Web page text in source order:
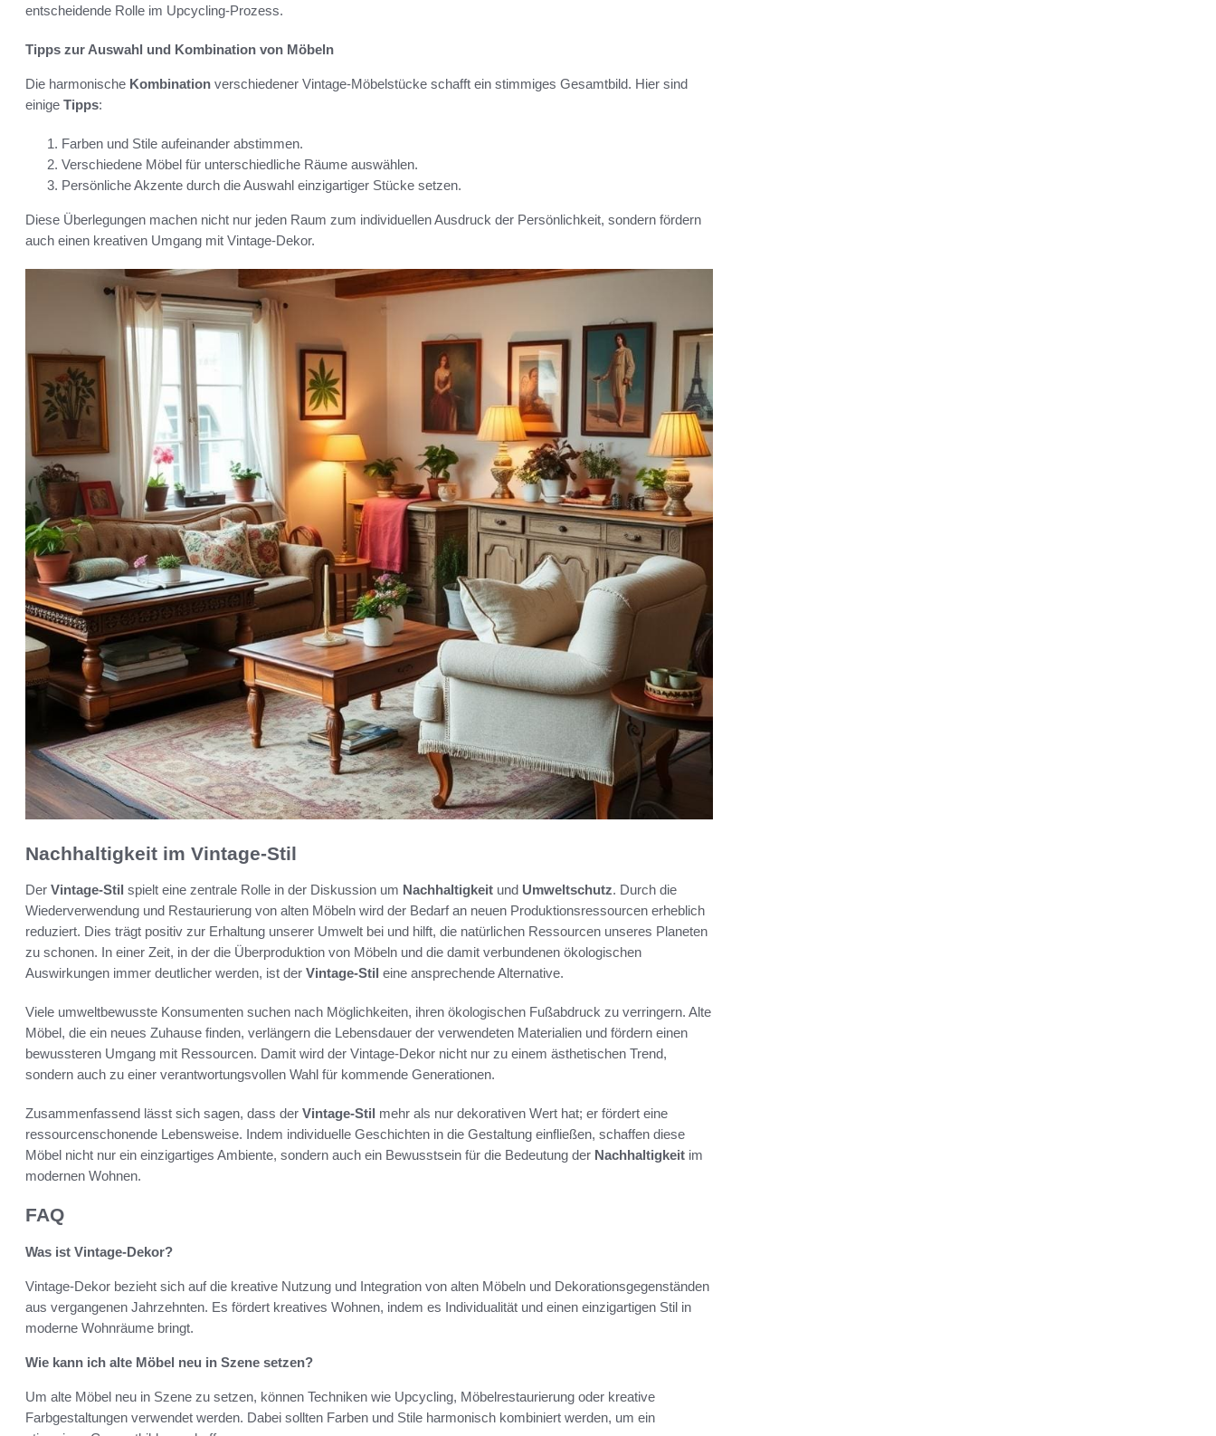
entscheidende Rolle im Upcycling-Prozess.
Tipps zur Auswahl und Kombination von Möbeln
Die harmonische Kombination verschiedener Vintage-Möbelstücke schafft ein stimmiges Gesamtbild. Hier sind
einige Tipps:
Farben und Stile aufeinander abstimmen.
Verschiedene Möbel für unterschiedliche Räume auswählen.
Persönliche Akzente durch die Auswahl einzigartiger Stücke setzen.
Diese Überlegungen machen nicht nur jeden Raum zum individuellen Ausdruck der Persönlichkeit, sondern fördern
auch einen kreativen Umgang mit Vintage-Dekor.
Nachhaltigkeit im Vintage-Stil
Der Vintage-Stil spielt eine zentrale Rolle in der Diskussion um Nachhaltigkeit und Umweltschutz. Durch die
Wiederverwendung und Restaurierung von alten Möbeln wird der Bedarf an neuen Produktionsressourcen erheblich
reduziert. Dies trägt positiv zur Erhaltung unserer Umwelt bei und hilft, die natürlichen Ressourcen unseres Planeten
zu schonen. In einer Zeit, in der die Überproduktion von Möbeln und die damit verbundenen ökologischen
Auswirkungen immer deutlicher werden, ist der Vintage-Stil eine ansprechende Alternative.
Viele umweltbewusste Konsumenten suchen nach Möglichkeiten, ihren ökologischen Fußabdruck zu verringern. Alte
Möbel, die ein neues Zuhause finden, verlängern die Lebensdauer der verwendeten Materialien und fördern einen
bewussteren Umgang mit Ressourcen. Damit wird der Vintage-Dekor nicht nur zu einem ästhetischen Trend,
sondern auch zu einer verantwortungsvollen Wahl für kommende Generationen.
Zusammenfassend lässt sich sagen, dass der Vintage-Stil mehr als nur dekorativen Wert hat; er fördert eine
ressourcenschonende Lebensweise. Indem individuelle Geschichten in die Gestaltung einfließen, schaffen diese
Möbel nicht nur ein einzigartiges Ambiente, sondern auch ein Bewusstsein für die Bedeutung der Nachhaltigkeit im
modernen Wohnen.
FAQ
Was ist Vintage-Dekor?
Vintage-Dekor bezieht sich auf die kreative Nutzung und Integration von alten Möbeln und Dekorationsgegenständen
aus vergangenen Jahrzehnten. Es fördert kreatives Wohnen, indem es Individualität und einen einzigartigen Stil in
moderne Wohnräume bringt.
Wie kann ich alte Möbel neu in Szene setzen?
Um alte Möbel neu in Szene zu setzen, können Techniken wie Upcycling, Möbelrestaurierung oder kreative
Farbgestaltungen verwendet werden. Dabei sollten Farben und Stile harmonisch kombiniert werden, um ein